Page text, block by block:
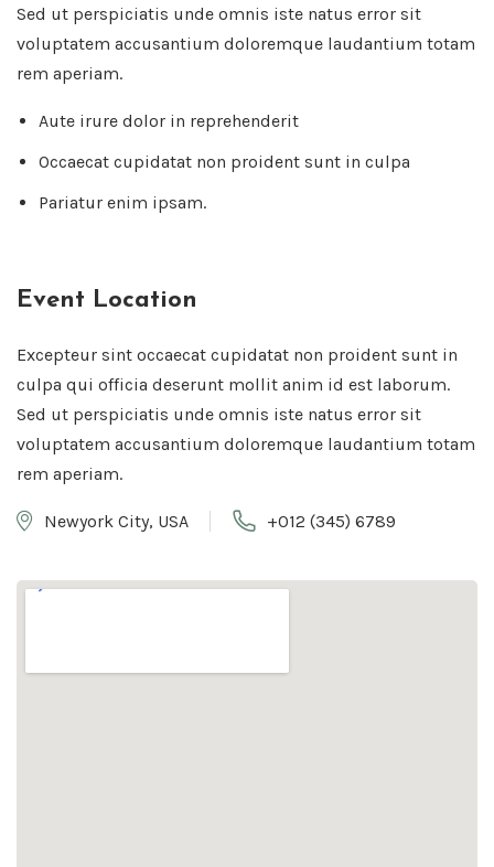
Sed ut perspiciatis unde omnis iste natus error sit
voluptatem accusantium doloremque laudantium totam
rem aperiam.
Aute irure dolor in reprehenderit
Occaecat cupidatat non proident sunt in culpa
Pariatur enim ipsam.
Event Location
Excepteur sint occaecat cupidatat non proident sunt in
culpa qui officia deserunt mollit anim id est laborum.
Sed ut perspiciatis unde omnis iste natus error sit
voluptatem accusantium doloremque laudantium totam
rem aperiam.
Newyork City, USA +012 (345) 6789